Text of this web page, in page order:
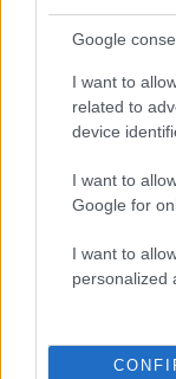
Google
I want to
related to
device
I want to
Google for
I want to
personalized
Lindsay
’00s
06.08.2026